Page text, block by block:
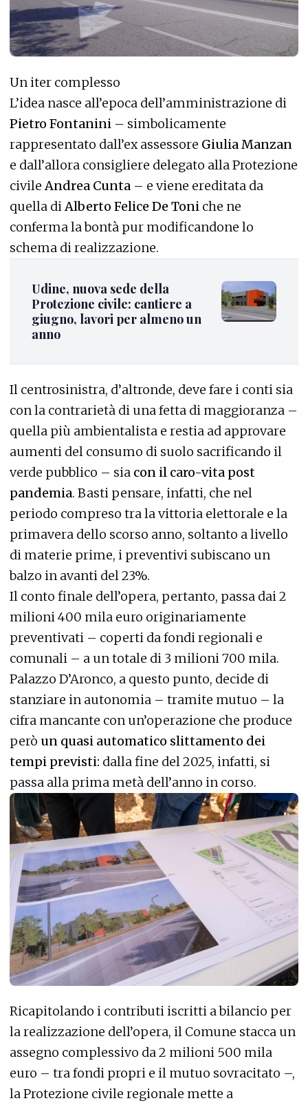
Un iter complesso
L’idea nasce all’epoca dell’amministrazione di
Pietro Fontanini – simbolicamente
rappresentato dall’ex assessore Giulia Manzan
e dall’allora consigliere delegato alla Protezione
civile Andrea Cunta – e viene ereditata da
quella di Alberto Felice De Toni che ne
conferma la bontà pur modificandone lo
schema di realizzazione.
Udine, nuova sede della
Protezione civile: cantiere a
giugno, lavori per almeno un
anno
Il centrosinistra, d’altronde, deve fare i conti sia
con la contrarietà di una fetta di maggioranza –
quella più ambientalista e restia ad approvare
aumenti del consumo di suolo sacrificando il
verde pubblico – sia con il caro-vita post
pandemia. Basti pensare, infatti, che nel
periodo compreso tra la vittoria elettorale e la
primavera dello scorso anno, soltanto a livello
di materie prime, i preventivi subiscano un
balzo in avanti del 23%.
Il conto finale dell’opera, pertanto, passa dai 2
milioni 400 mila euro originariamente
preventivati – coperti da fondi regionali e
comunali – a un totale di 3 milioni 700 mila.
Palazzo D’Aronco, a questo punto, decide di
stanziare in autonomia – tramite mutuo – la
cifra mancante con un’operazione che produce
però un quasi automatico slittamento dei
tempi previsti: dalla fine del 2025, infatti, si
passa alla prima metà dell’anno in corso.
Ricapitolando i contributi iscritti a bilancio per
la realizzazione dell’opera, il Comune stacca un
assegno complessivo da 2 milioni 500 mila
euro – tra fondi propri e il mutuo sovracitato –,
la Protezione civile regionale mette a